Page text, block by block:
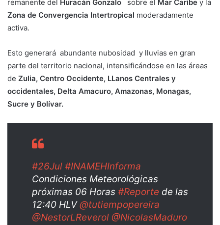
remanente del Huracán Gonzalo sobre el Mar Caribe y la
Zona de Convergencia Intertropical moderadamente
activa.
Esto generará abundante nubosidad y lluvias en gran
parte del territorio nacional, intensificándose en las áreas
de Zulia, Centro Occidente, LLanos Centrales y
occidentales, Delta Amacuro, Amazonas, Monagas,
Sucre y Bolívar.
#26Jul #INAMEHInforma
Condiciones Meteorológicas
próximas 06 Horas #Reporte de las
12:40 HLV@tutiempopereira
@NestorLReverol @NicolasMaduro